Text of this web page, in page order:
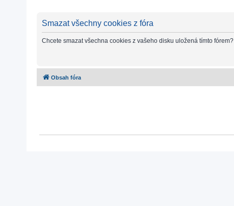
Smazat všechny cookies z fóra
Chcete smazat všechna cookies z vašeho disku uložená tímto fórem?
Obsah fóra